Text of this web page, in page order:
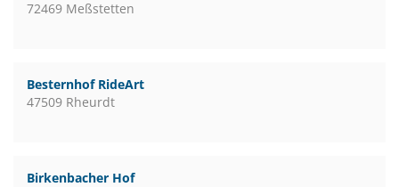
72469 Meßstetten
Besternhof RideArt
47509 Rheurdt
Birkenbacher Hof